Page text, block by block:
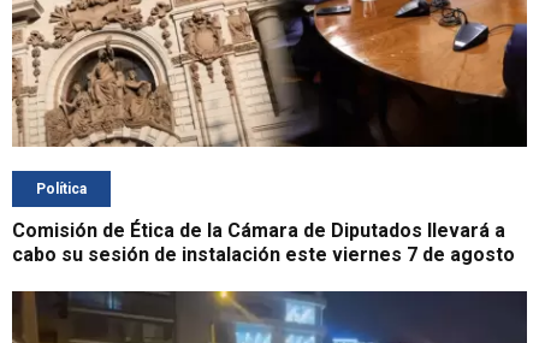
Política
Comisión de Ética de la Cámara de Diputados llevará a
cabo su sesión de instalación este viernes 7 de agosto